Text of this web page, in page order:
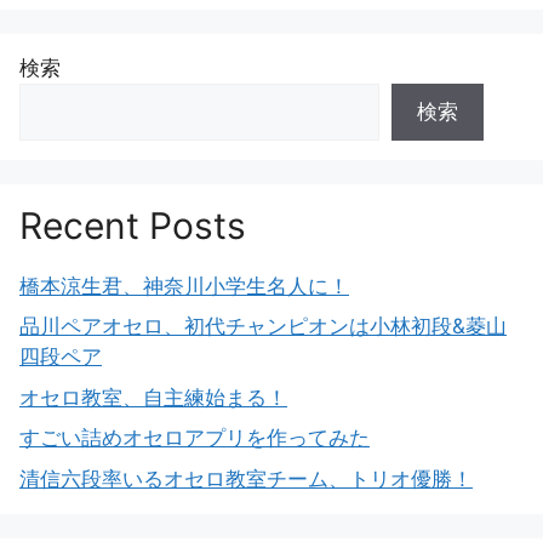
検索
検索
Recent Posts
橋本涼生君、神奈川小学生名人に！
品川ペアオセロ、初代チャンピオンは小林初段&菱山
四段ペア
オセロ教室、自主練始まる！
すごい詰めオセロアプリを作ってみた
清信六段率いるオセロ教室チーム、トリオ優勝！